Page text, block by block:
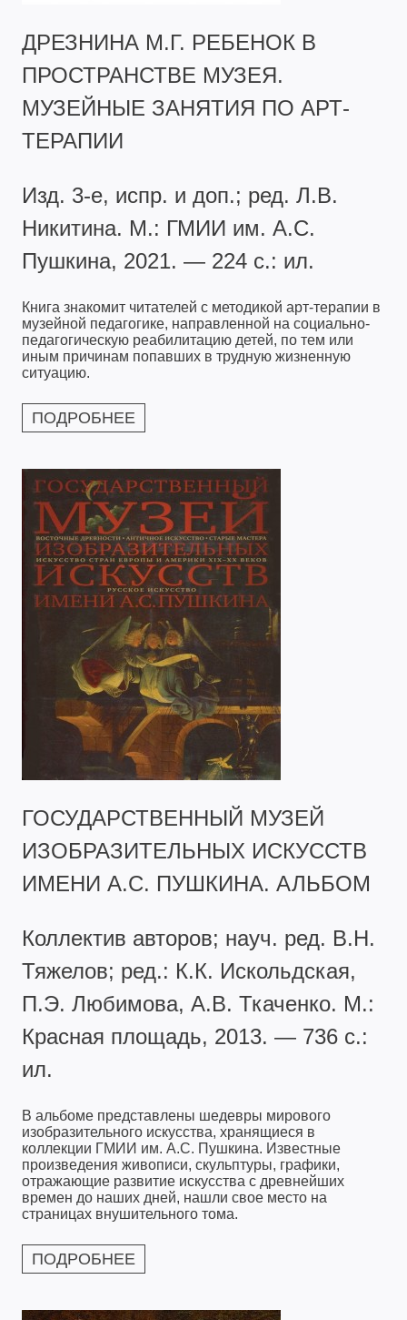
ДРЕЗНИНА М.Г. РЕБЕНОК В
ПРОСТРАНСТВЕ МУЗЕЯ.
МУЗЕЙНЫЕ ЗАНЯТИЯ ПО АРТ-
ТЕРАПИИ
Изд. 3-е, испр. и доп.; ред. Л.В.
Никитина. М.: ГМИИ им. А.С.
Пушкина, 2021. — 224 с.: ил.
Книга знакомит читателей с методикой арт-терапии в
музейной педагогике, направленной на социально-
педагогическую реабилитацию детей, по тем или
иным причинам попавших в трудную жизненную
ситуацию.
ПОДРОБНЕЕ
ГОСУДАРСТВЕННЫЙ МУЗЕЙ
ИЗОБРАЗИТЕЛЬНЫХ ИСКУССТВ
ИМЕНИ А.С. ПУШКИНА. АЛЬБОМ
Коллектив авторов; науч. ред. В.Н.
Тяжелов; ред.: К.К. Искольдская,
П.Э. Любимова, А.В. Ткаченко. М.:
Красная площадь, 2013. — 736 с.:
ил.
В альбоме представлены шедевры мирового
изобразительного искусства, хранящиеся в
коллекции ГМИИ им. А.С. Пушкина. Известные
произведения живописи, скульптуры, графики,
отражающие развитие искусства с древнейших
времен до наших дней, нашли свое место на
страницах внушительного тома.
ПОДРОБНЕЕ